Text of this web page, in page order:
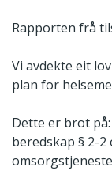
Rapporten frå
Vi avdekte eit
plan for
Dette er brot
beredskap § 2-